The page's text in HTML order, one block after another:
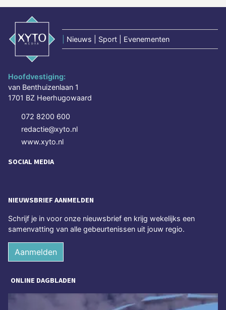
Nieuws | Sport | Evenementen
Hoofdvestiging:
van Benthuizenlaan 1
1701 BZ Heerhugowaard
072 8200 600
redactie@xyto.nl
www.xyto.nl
SOCIAL MEDIA
NIEUWSBRIEF AANMELDEN
Schrijf je in voor onze nieuwsbrief en krijg wekelijks een
samenvatting van alle gebeurtenissen uit jouw regio.
Aanmelden
ONLINE DAGBLADEN